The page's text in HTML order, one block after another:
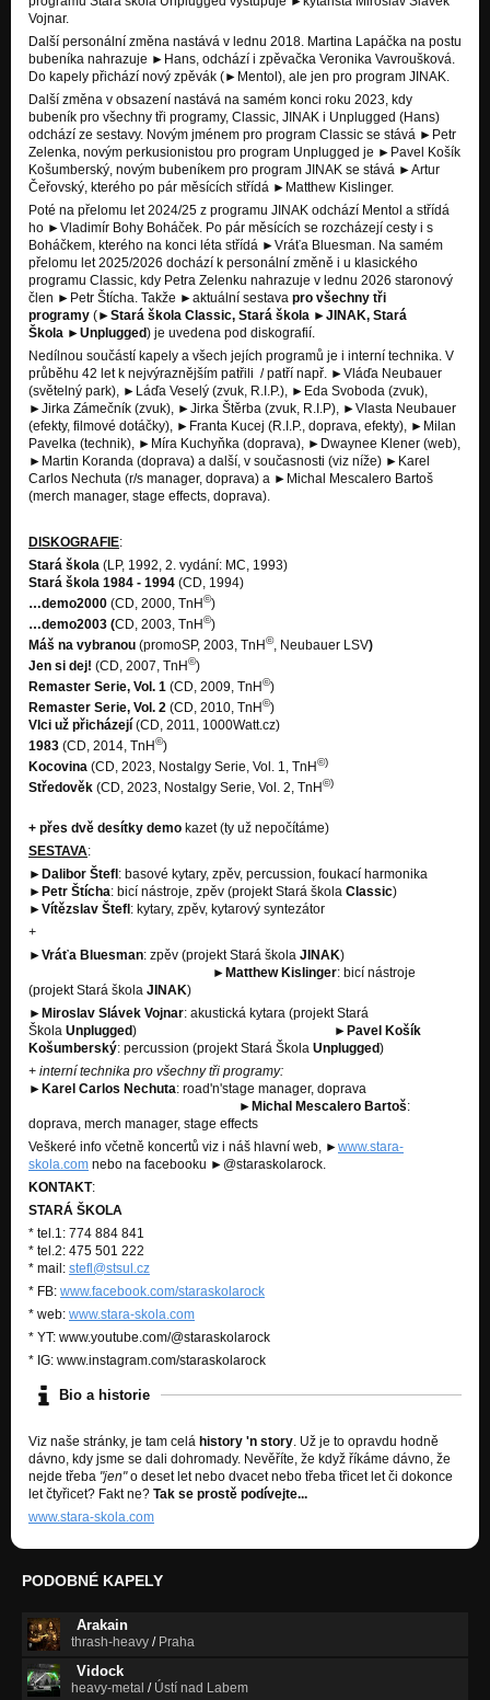
Vojnar.
Další personální změna nastává v lednu 2018. Martina Lapáčka na postu
bubeníka nahrazuje ►Hans, odchází i zpěvačka Veronika Vavroušková.
Do kapely přichází nový zpěvák (►Mentol), ale jen pro program JINAK.
Další změna v obsazení nastává na samém konci roku 2023, kdy
bubeník pro všechny tři programy, Classic, JINAK i Unplugged (Hans)
odchází ze sestavy. Novým jménem pro program Classic se stává ►Petr
Zelenka, novým perkusionistou pro program Unplugged je ►Pavel Košík
Košumberský, novým bubeníkem pro program JINAK se stává ►Artur
Čeřovský, kterého po pár měsících střídá ►Matthew Kislinger.
Poté na přelomu let 2024/25 z programu JINAK odchází Mentol a střídá
ho ►Vladimír Bohy Boháček. Po pár měsících se rozcházejí cesty i s
Boháčkem, kterého na konci léta střídá ►Vráťa Bluesman. Na samém
přelomu let 2025/2026 dochází k personální změně i u klasického
programu Classic, kdy Petra Zelenku nahrazuje v lednu 2026 staronový
člen ►Petr Štícha. Takže ►aktuální sestava pro všechny tři
programy (►Stará škola Classic, Stará škola ►JINAK, Stará
Škola ►Unplugged) je uvedena pod diskografií.
Nedílnou součástí kapely a všech jejích programů je i interní technika. V
průběhu 42 let k nejvýraznějším patřili / patří např. ►Vláďa Neubauer
(světelný park), ►Láďa Veselý (zvuk, R.I.P.), ►Eda Svoboda (zvuk),
►Jirka Zámečník (zvuk), ►Jirka Štěrba (zvuk, R.I.P), ►Vlasta Neubauer
(efekty, filmové dotáčky), ►Franta Kucej (R.I.P., doprava, efekty), ►Milan
Pavelka (technik), ►Míra Kuchyňka (doprava), ►Dwaynee Klener (web),
►Martin Koranda (doprava) a další, v současnosti (viz níže) ►Karel
Carlos Nechuta (r/s manager, doprava) a ►Michal Mescalero Bartoš
(merch manager, stage effects, doprava).
DISKOGRAFIE:
Stará škola (LP, 1992, 2. vydání: MC, 1993)
Stará škola 1984 - 1994 (CD, 1994)
…demo2000 (CD, 2000, TnH©)
…demo2003 (CD, 2003, TnH©)
Máš na vybranou (promoSP, 2003, TnH©, Neubauer LSV)
Jen si dej! (CD, 2007, TnH©)
Remaster Serie, Vol. 1 (CD, 2009, TnH©)
Remaster Serie, Vol. 2 (CD, 2010, TnH©)
Vlci už přicházejí (CD, 2011, 1000Watt.cz)
1983 (CD, 2014, TnH©)
Kocovina (CD, 2023, Nostalgy Serie, Vol. 1, TnH©)
Středověk (CD, 2023, Nostalgy Serie, Vol. 2, TnH©)
+ přes dvě desítky demo kazet (ty už nepočítáme)
SESTAVA:
►Dalibor Štefl: basové kytary, zpěv, percussion, foukací harmonika
►Petr Štícha: bicí nástroje, zpěv (projekt Stará škola Classic)
►Vítězslav Štefl: kytary, zpěv, kytarový syntezátor
+
►Vráťa Bluesman: zpěv (projekt Stará škola JINAK)
►Matthew Kislinger: bicí nástroje
(projekt Stará škola JINAK)
►Miroslav Slávek Vojnar: akustická kytara (projekt Stará
Škola Unplugged) ►Pavel Košík
Košumberský: percussion (projekt Stará Škola Unplugged)
+ interní technika pro všechny tři programy:
►Karel Carlos Nechuta: road'n'stage manager, doprava
►Michal Mescalero Bartoš:
doprava, merch manager, stage effects
Veškeré info včetně koncertů viz i náš hlavní web, ►www.stara-
skola.com nebo na facebooku ► @staraskolarock.
KONTAKT:
STARÁ ŠKOLA
* tel.1: 774 884 841
* tel.2: 475 501 222
* mail: stefl@stsul.cz
* FB: www.facebook.com/staraskolarock
* web: www.stara-skola.com
* YT: www.youtube.com/@staraskolarock
* IG: www.instagram.com/staraskolarock
Bio a historie
Viz naše stránky, je tam celá history 'n story. Už je to opravdu hodně
dávno, kdy jsme se dali dohromady. Nevěříte, že když říkáme dávno, že
nejde třeba "jen"o deset let nebo dvacet nebo třeba třicet let či dokonce
let čtyřicet? Fakt ne? Tak se prostě podívejte...
www.stara-skola.com
PODOBNÉ KAPELY
Arakain
thrash-heavy / Praha
Vidock
heavy-metal / Ústí nad Labem